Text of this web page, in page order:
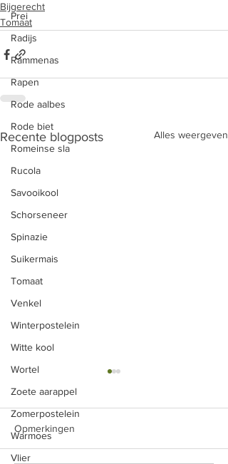
Prei
Radijs
Rammenas
Rapen
Rode aalbes
Rode biet
Romeinse sla
Rucola
Savooikool
Schorseneer
Spinazie
Suikermais
Tomaat
Venkel
Winterpostelein
Witte kool
Wortel
Zoete aarappel
Zomerpostelein
Warmoes
Vlier
Bijgerecht
Tomaat
Recente blogposts Alles weergeven
rozijnen
Rode bieten even stomen id
stoomketel in wat water met e
Opmerkingen